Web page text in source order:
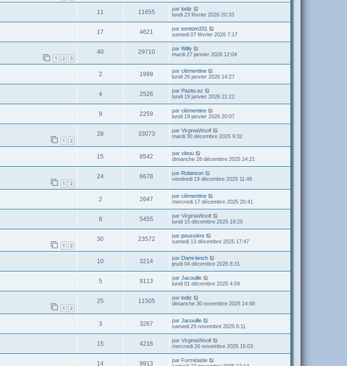
11 11655 par lodiz
lundi 23 février 2026 20:33
17 4621 par tomtom331
samedi 07 février 2026 7:17
1 2 3
40 29710 par Willy
mardi 27 janvier 2026 12:04
2 1999 par clémentine
lundi 26 janvier 2026 14:27
4 2526 par Pazito.ez
lundi 19 janvier 2026 21:22
9 2259 par clémentine
lundi 19 janvier 2026 20:07
1 2
28 33073 par VirginiaWoolf
mardi 30 décembre 2025 9:32
15 8542 par vibou
dimanche 28 décembre 2025 14:21
1 2
24 6678 par Robinson
vendredi 19 décembre 2025 11:49
2 2647 par clémentine
mercredi 17 décembre 2025 20:41
8 5455 par VirginiaWoolf
lundi 15 décembre 2025 18:25
1 2
30 23572 par poussière
samedi 13 décembre 2025 17:47
10 3214 par Dami-lench
jeudi 04 décembre 2025 8:31
5 9113 par Jacouille
lundi 01 décembre 2025 4:59
1 2
25 11505 par lodiz
dimanche 30 novembre 2025 14:48
3 3267 par Jacouille
samedi 29 novembre 2025 6:11
15 4216 par VirginiaWoolf
mercredi 26 novembre 2025 15:03
14 9913 par Formidable